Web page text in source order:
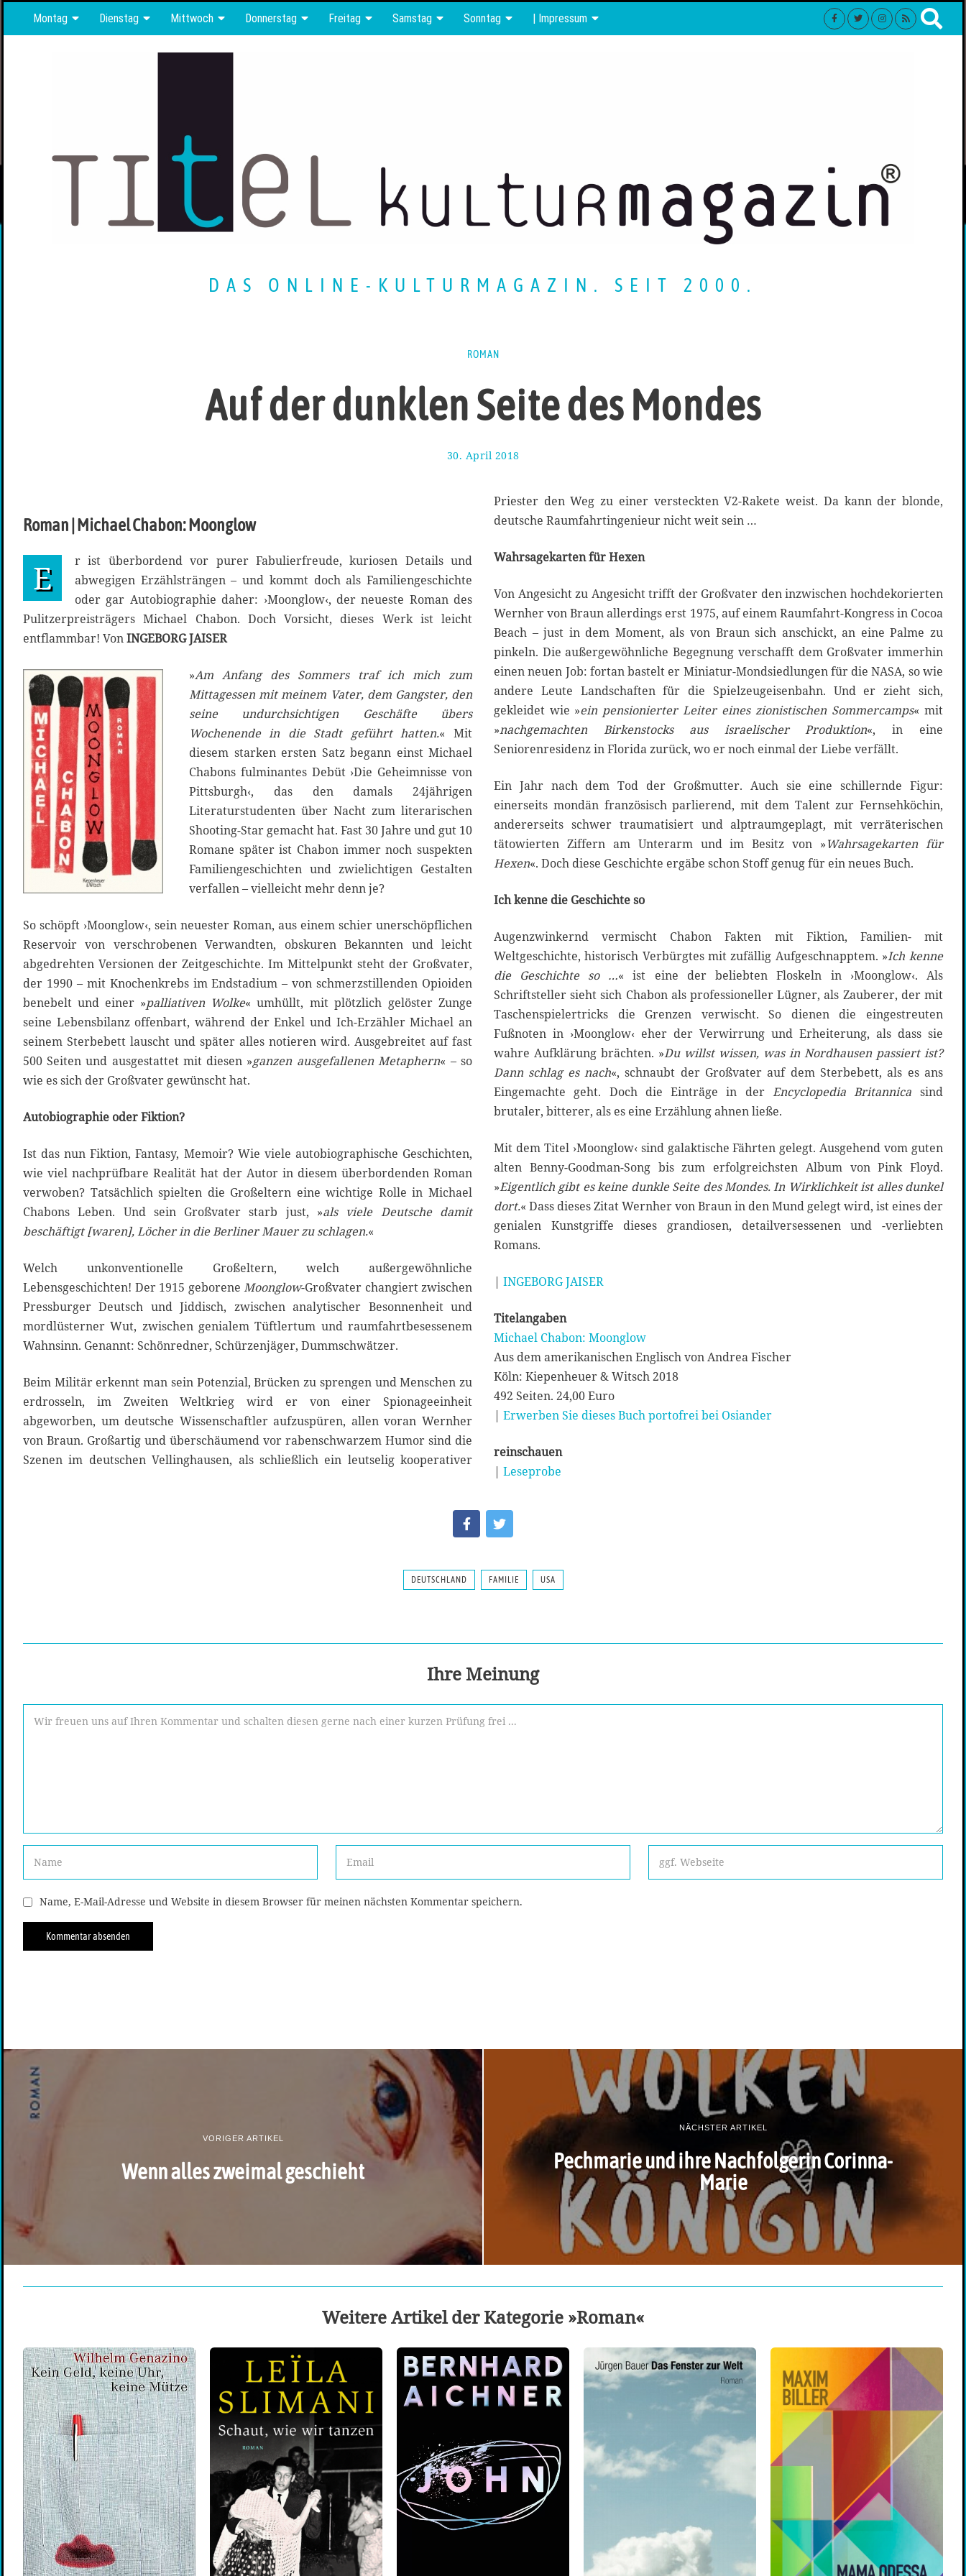
Montag Dienstag Mittwoch Donnerstag Freitag Samstag Sonntag | Impressum
DAS ONLINE-KULTURMAGAZIN. SEIT 2000.
ROMAN
Auf der dunklen Seite des Mondes
30. April 2018
M
i
0
Roman | Michael Chabon: Moonglow
E
r ist überbordend vor purer Fabulierfreude, kuriosen Details und
abwegigen Erzählsträngen – und kommt doch als Familiengeschichte
oder gar Autobiographie daher: ›Moonglow‹, der neueste Roman des
Pulitzerpreisträgers Michael Chabon. Doch Vorsicht, dieses Werk ist leicht
entflammbar! VonINGEBORG JAISER
»Am Anfangdes Sommers traf ich mich zum
Mittagessen mit meinem Vater, dem Gangster, den
seine undurchsichtigen Geschäfte übers
Wochenende in die Stadt geführt hatten.« Mit
diesem starken ersten Satz begann einst Michael
Chabons fulminantes Debüt ›Die Geheimnisse von
Pittsburgh‹, das den damals 24jährigen
Literaturstudenten über Nacht zum literarischen
Shooting-Star gemacht hat. Fast 30 Jahre und gut 10
Romane später ist Chabon immer noch suspekten
Familiengeschichten und zwielichtigen Gestalten
verfallen – vielleicht mehr denn je?
So schöpft ›Moonglow‹, sein neuester Roman, aus einem schier unerschöpflichen
Reservoir von verschrobenen Verwandten, obskuren Bekannten und leicht
abgedrehten Versionen der Zeitgeschichte. Im Mittelpunkt steht der Großvater,
der 1990 – mit Knochenkrebs im Endstadium – von schmerzstillenden Opioiden
benebelt und einer »palliativen Wolke« umhüllt, mit plötzlich gelöster Zunge
seine Lebensbilanz offenbart, während der Enkel und Ich-Erzähler Michael an
seinem Sterbebett lauscht und später alles notieren wird. Ausgebreitet auf fast
500 Seiten und ausgestattet mit diesen »ganzen ausgefallenen Metaphern« – so
wie es sich der Großvater gewünscht hat.
Autobiographie oder Fiktion?
Ist das nun Fiktion, Fantasy, Memoir? Wie viele autobiographische Geschichten,
wie viel nachprüfbare Realität hat der Autor in diesem überbordenden Roman
verwoben? Tatsächlich spielten die Großeltern eine wichtige Rolle in Michael
Chabons Leben. Und sein Großvater starb just, »als viele Deutsche damit
beschäftigt [waren], Löcher in die Berliner Mauer zu schlagen.«
Welch unkonventionelle Großeltern, welch außergewöhnliche
Lebensgeschichten! Der 1915 geborene Moonglow-Großvater changiert zwischen
Pressburger Deutsch und Jiddisch, zwischen analytischer Besonnenheit und
mordlüsterner Wut, zwischen genialem Tüftlertum und raumfahrtbesessenem
Wahnsinn. Genannt: Schönredner, Schürzenjäger, Dummschwätzer.
Beim Militär erkennt man sein Potenzial, Brücken zu sprengen und Menschen zu
erdrosseln, im Zweiten Weltkrieg wird er von einer Spionageeinheit
abgeworben, um deutsche Wissenschaftler aufzuspüren, allen voran Wernher
von Braun. Großartig und überschäumend vor rabenschwarzem Humor sind die
Szenen im deutschen Vellinghausen, als schließlich ein leutselig kooperativer
Priester den Weg zu einer versteckten V2-Rakete weist. Da kann der blonde,
deutsche Raumfahrtingenieur nicht weit sein …
Wahrsagekarten für Hexen
Von Angesicht zu Angesicht trifft der Großvater den inzwischen hochdekorierten
Wernher von Braun allerdings erst 1975, auf einem Raumfahrt-Kongress in Cocoa
Beach – just in dem Moment, als von Braun sich anschickt, an eine Palme zu
pinkeln. Die außergewöhnliche Begegnung verschafft dem Großvater immerhin
einen neuen Job: fortan bastelt er Miniatur-Mondsiedlungen für die NASA, so wie
andere Leute Landschaften für die Spielzeugeisenbahn. Und er zieht sich,
gekleidet wie »ein pensionierter Leiter eines zionistischen Sommercamps« mit
»nachgemachten Birkenstocks aus israelischer Produktion«, in eine
Seniorenresidenz in Florida zurück, wo er noch einmal der Liebe verfällt.
Ein Jahr nach dem Tod der Großmutter. Auch sie eine schillernde Figur:
einerseits mondän französisch parlierend, mit dem Talent zur Fernsehköchin,
andererseits schwer traumatisiert und alptraumgeplagt, mit verräterischen
tätowierten Ziffern am Unterarm und im Besitz von »Wahrsagekarten für
Hexen«. Doch diese Geschichte ergäbe schon Stoff genug für ein neues Buch.
Ich kenne die Geschichte so
Augenzwinkernd vermischt Chabon Fakten mit Fiktion, Familien- mit
Weltgeschichte, historisch Verbürgtes mit zufällig Aufgeschnapptem. »Ich kenne
die Geschichte so …« ist eine der beliebten Floskeln in ›Moonglow‹. Als
Schriftsteller sieht sich Chabon als professioneller Lügner, als Zauberer, der mit
Taschenspielertricks die Grenzen verwischt. So dienen die eingestreuten
Fußnoten in ›Moonglow‹ eher der Verwirrung und Erheiterung, als dass sie
wahre Aufklärung brächten. »Du willst wissen, was in Nordhausen passiert ist?
Dann schlag es nach«, schnaubt der Großvater auf dem Sterbebett, als es ans
Eingemachte geht. Doch die Einträge in der Encyclopedia Britannica sind
brutaler, bitterer, als es eine Erzählung ahnen ließe.
Mit dem Titel ›Moonglow‹ sind galaktische Fährten gelegt. Ausgehend vom guten
alten Benny-Goodman-Song bis zum erfolgreichsten Album von Pink Floyd.
»Eigentlich gibt es keine dunkle Seite des Mondes. In Wirklichkeit ist alles dunkel
dort.« Dass dieses Zitat Wernher von Braun in den Mund gelegt wird, ist eines der
genialen Kunstgriffe dieses grandiosen, detailversessenen und -verliebten
Romans.
| INGEBORG JAISER
Titelangaben
Michael Chabon: Moonglow
Aus dem amerikanischen Englisch von Andrea Fischer
Köln: Kiepenheuer & Witsch 2018
492 Seiten. 24,00 Euro
| Erwerben Sie dieses Buch portofrei bei Osiander
reinschauen
| Leseprobe
DEUTSCHLAND FAMILIE USA
Ihre Meinung
Name, E-Mail-Adresse und Website in diesem Browser für meinen nächsten Kommentar speichern.
VORIGER ARTIKEL
Wenn alles zweimal geschieht
NÄCHSTER ARTIKEL
Pechmarie und ihre Nachfolgerin Corinna-
Marie
Weitere Artikel der Kategorie »Roman«